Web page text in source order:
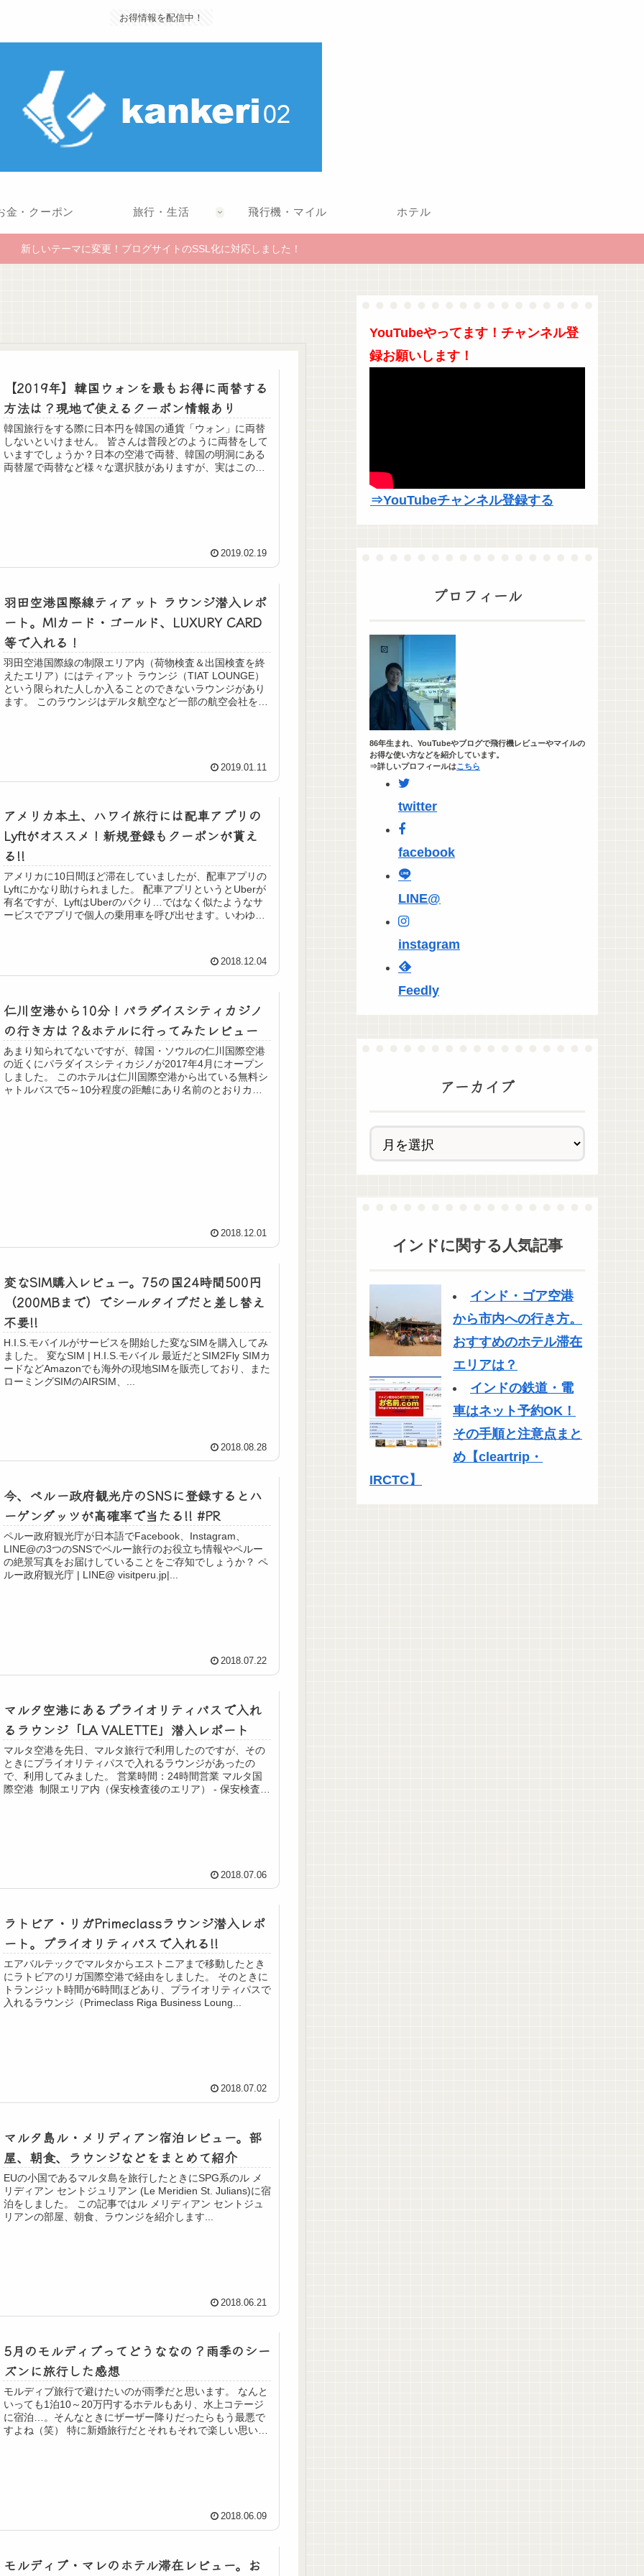
お得情報を配信中！
金・クーポン 旅行・生活 飛行機・マイル ホテル
新しいテーマに変更！ブログサイトのSSL化に対応しました！
【2019年】韓国ウォンを最もお得に両替する
方法は？現地で使えるクーポン情報あり
韓国旅行をする際に日本円を韓国の通貨「ウォン」に両替
しないといけません。 皆さんは普段どのように両替をして
いますでしょうか？日本の空港で両替、韓国の明洞にある
両替屋で両替など様々な選択肢がありますが、実はこの選
2019.02.19
羽田空港国際線ティアット ラウンジ潜入レポ
ート。MIカード・ゴールド、LUXURY CARD
等で入れる！
羽田空港国際線の制限エリア内（荷物検査＆出国検査を終
えたエリア）にはティアット ラウンジ（TIAT LOUNGE）
という限られた人しか入ることのできないラウンジがあり
ます。 このラウンジはデルタ航空など一部の航空会社を利
2019.01.11
アメリカ本土、ハワイ旅行には配車アプリの
Lyftがオススメ！新規登録もクーポンが貰え
る!!
アメリカに10日間ほど滞在していましたが、配車アプリの
Lyftにかなり助けられました。 配車アプリというとUberが
有名ですが、LyftはUberのパクり…ではなく似たようなサ
ービスでアプリで個人の乗用車を呼び出せます。いわゆる
2018.12.04
仁川空港から10分！パラダイスシティカジノ
の行き方は？&ホテルに行ってみたレビュー
あまり知られてないですが、韓国・ソウルの仁川国際空港
の近くにパラダイスシティカジノが2017年4月にオープン
しました。 このホテルは仁川国際空港から出ている無料シ
ャトルバスで5～10分程度の距離にあり名前のとおりカジ
2018.12.01
変なSIM購入レビュー。75の国24時間500円
（200MBまで）でシールタイプだと差し替え
不要!!
H.I.S.モバイルがサービスを開始した変なSIMを購入してみ
ました。 変なSIM | H.I.S.モバイル 最近だとSIM2Fly SIMカ
ードなどAmazonでも海外の現地SIMを販売しており、また
ローミングSIMのAIRSIM、...
2018.08.28
今、ペルー政府観光庁のSNSに登録するとハ
ーゲンダッツが高確率で当たる!! #PR
ペルー政府観光庁が日本語でFacebook、Instagram、
LINE@の3つのSNSでペルー旅行のお役立ち情報やペルー
の絶景写真をお届けしていることをご存知でしょうか？ ペ
ルー政府観光庁 | LINE@ visitperu.jp|...
2018.07.22
マルタ空港にあるプライオリティパスで入れ
るラウンジ「LA VALETTE」潜入レポート
マルタ空港を先日、マルタ旅行で利用したのですが、その
ときにプライオリティパスで入れるラウンジがあったの
で、利用してみました。 営業時間：24時間営業 マルタ国
際空港 制限エリア内（保安検査後のエリア） - 保安検査
2018.07.06
ラトビア・リガPrimeclassラウンジ潜入レポ
ート。プライオリティパスで入れる!!
エアバルテックでマルタからエストニアまで移動したとき
にラトビアのリガ国際空港で経由をしました。 そのときに
トランジット時間が6時間ほどあり、プライオリティパスで
入れるラウンジ（Primeclass Riga Business Loung...
2018.07.02
マルタ島ル・メリディアン宿泊レビュー。部
屋、朝食、ラウンジなどをまとめて紹介
EUの小国であるマルタ島を旅行したときにSPG系のル メ
リディアン セントジュリアン (Le Meridien St. Julians)に宿
泊をしました。 この記事ではル メリディアン セントジュ
リアンの部屋、朝食、ラウンジを紹介します...
2018.06.21
5月のモルディブってどうななの？雨季のシー
ズンに旅行した感想
モルディブ旅行で避けたいのが雨季だと思います。 なんと
いっても1泊10～20万円するホテルもあり、水上コテージ
に宿泊…。そんなときにザーザー降りだったらもう最悪で
すよね（笑） 特に新婚旅行だとそれもそれで楽しい思い出
2018.06.09
モルディブ・マレのホテル滞在レビュー。お
YouTubeやってます！チャンネル登
録お願いします！
⇒YouTubeチャンネル登録する
プロフィール
86年生まれ、YouTubeやブログで飛行機レビューやマイルの
お得な使い方などを紹介しています。
⇒詳しいプロフィールはこちら
twitter
facebook
LINE@
instagram
Feedly
アーカイブ
インド に関する人気記事
インド・ゴア空港
から市内への行き方。
おすすめのホテル滞在
エリアは？
インドの鉄道・電
車はネット予約OK！
その手順と注意点まと
め【cleartrip・
IRCTC】